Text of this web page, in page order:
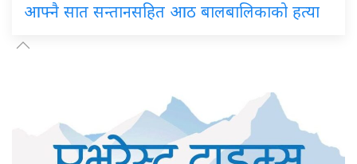
आफ्नै सात सन्तानसहित आठ बालबालिकाको हत्या